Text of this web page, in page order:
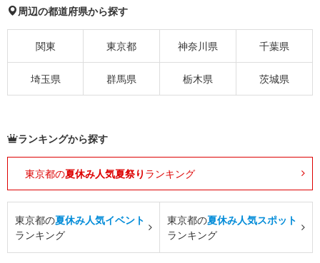
周辺の都道府県から探す
関東 東京都 神奈川県 千葉県
埼玉県 群馬県 栃木県 茨城県
ランキングから探す
東京都の夏休み人気夏祭り ランキング
東京都の夏休み人気イベント
ランキング
東京都の夏休み人気スポット
ランキング